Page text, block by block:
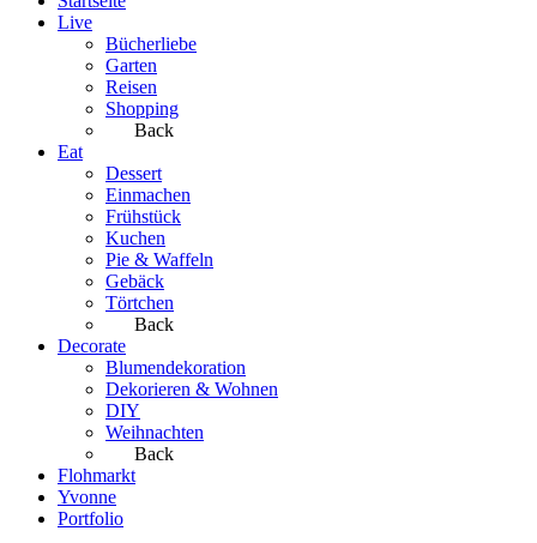
Live
Bücherliebe
Garten
Reisen
Shopping
Back
Eat
Dessert
Einmachen
Frühstück
Kuchen
Pie & Waffeln
Gebäck
Törtchen
Back
Decorate
Blumendekoration
Dekorieren & Wohnen
DIY
Weihnachten
Back
Flohmarkt
Yvonne
Portfolio